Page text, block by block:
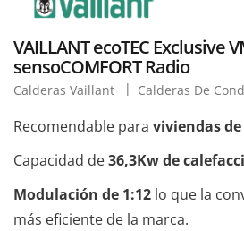
VAILLANT ecoTEC Exclusive
sensoCOMFORT Radio
Calderas Vaillant Calderas De
Recomendable para viviendas
Capacidad de36,3Kw de
Modulación de 1:12 lo que la
más eficiente de la marca.